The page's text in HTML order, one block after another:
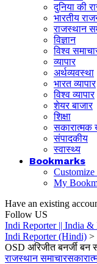
दुनिया की
भारतीय
राजस्थान
विज्ञान
विश्व
व्यापार
अर्थव्यवस्था
भारत व्यापार
विश्व व्यापार
शेयर बाजार
शिक्षा
सकारात्मक
संपादकीय
स्वास्थ्य
Bookmarks
Customize
My
Have an existing
Follow US
Indi Reporter || India &
Indi Reporter (Hindi) >
OSD अरिजीत बनर्जी
राजस्थान समाचार